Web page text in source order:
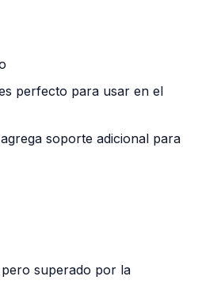
perfecto para usar en el
soporte adicional para
superado por la